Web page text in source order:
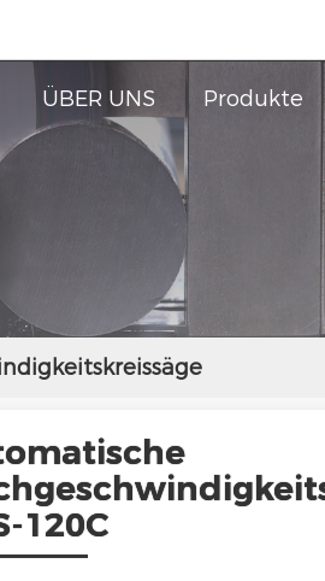
ÜBER UNS Produkte
120C